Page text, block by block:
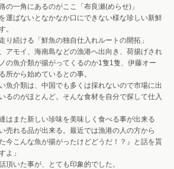
の一角にあるのがここ「布良瀬(めらせ)」
運ばないとなかなか口にできない様な珍しい新鮮
。
り続ける「鮮魚の独自仕入れルートの開拓」
アモイ、海南島などの漁港へ出向き、荷揚げされ
の魚介類が揚がってくるのか1隻1隻、伊藤オー
所から始めているとの事。
魚介類は、中国でも多くは採れないので市場に出
るのがほとんど。そんな食材を自分で探して仕入
はまた新しい珍味を美味しく食べる事が出来る
売れる品が出来る。最近では漁港の人の方から
今こんな魚が揚がったけどどうだ！？』と話を貰
よ」
頂いた事が、とても印象的でした。